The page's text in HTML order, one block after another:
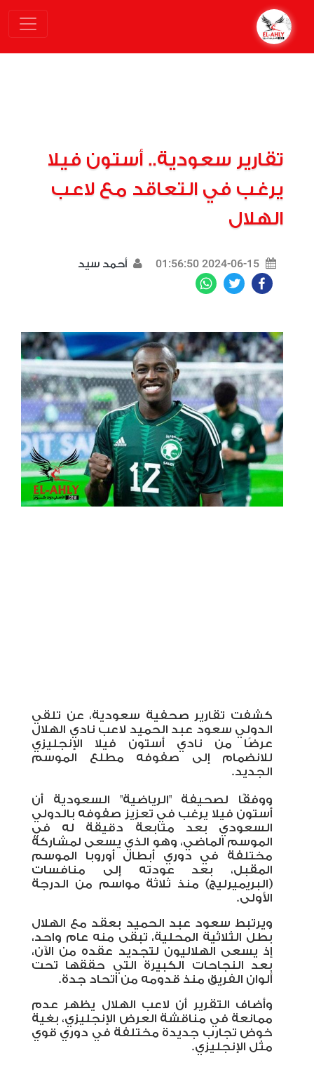
تقارير سعودية.. أستون فيلا
يرغب في التعاقد مع لاعب
الهلال
2024-06-15 01:56:50 أحمد سيد
Facebook
Twitter
كشفت تقارير صحفية سعودية، عن تلقي
الدولي سعود عبد الحميد لاعب نادي الهلال
عرضًا من نادي أستون فيلا الإنجليزي
للانضمام إلى صفوفه مطلع الموسم
الجديد.
ووفقًا لصحيفة "الرياضية" السعودية أن
أستون فيلا يرغب في تعزيز صفوفه بالدولي
السعودي بعد متابعة دقيقة له في
الموسم الماضي، وهو الذي يسعى لمشاركة
مختلفة في دوري أبطال أوروبا الموسم
المقبل، بعد عودته إلى منافسات
(البريميرليج) منذ ثلاثة مواسم من الدرجة
الأولى.
ويرتبط سعود عبد الحميد بعقد مع الهلال
بطل الثلاثية المحلية، تبقى منه عام واحد،
إذ يسعى الهلاليون لتجديد عقده من الآن،
بعد النجاحات الكبيرة التي حققها تحت
ألوان الفريق منذ قدومه من اتحاد جدة.
وأضاف التقرير أن لاعب الهلال يظهر عدم
ممانعة في مناقشة العرض الإنجليزي، بغية
خوض تجارب جديدة مختلفة في دوري قوي
مثل الإنجليزي.